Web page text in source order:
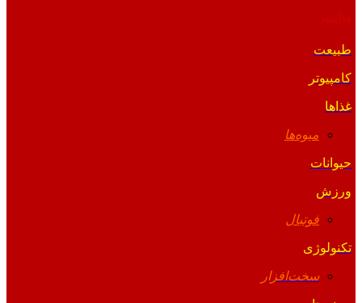
طبیعت
کامپیوتر
غذاها
میوه‌ها
حیوانات
ورزش
فوتبال
تکنولوژی
سخت‌افزار